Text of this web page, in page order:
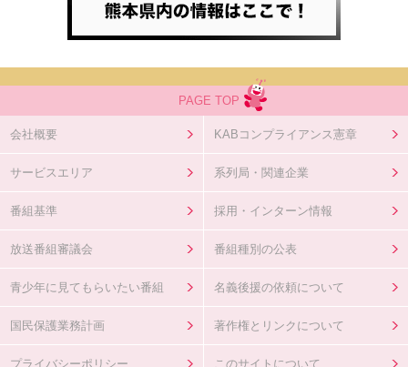
PAGE TOP
会社概要 KABコンプライアンス憲章
サービスエリア 系列局・関連企業
番組基準 採用・インターン情報
放送番組審議会 番組種別の公表
青少年に見てもらいたい番組 名義後援の依頼について
国民保護業務計画 著作権とリンクについて
プライバシーポリシー このサイトについて